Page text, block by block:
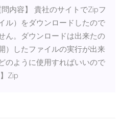
内容】 貴社のサイトでZipフ
ル）をダウンロードしたので
ん。ダウンロードは出来たの
）したファイルの実行が出来
のように使用すればいいので
Zip